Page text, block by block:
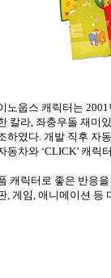
노웁스 캐릭터는 2001
칼라, 좌충우돌 재미
하였다. 개발 직후 자
동차와 ‘CLICK’ 캐릭
캐릭터로 좋은 반응
, 게임, 애니메이션 등